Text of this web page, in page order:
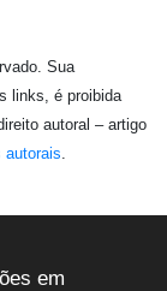
Sua
links, é proibida
autoral – artigo
autorais
em